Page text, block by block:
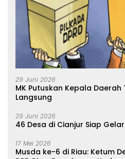
29 Juni 2026
MK Putuskan Kepala
Langsung
29 Juni 2026
46 Desa di Cianjur Siap
17 Mei 2026
Musda ke-6 di Riau: Ketum